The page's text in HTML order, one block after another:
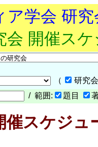
ア学会 研
会 開催ス
（
研究
/ 範囲: 題目
催スケジュ